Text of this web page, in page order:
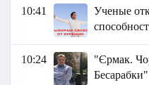
10:41
Ученые
10:24
"Єрмак.